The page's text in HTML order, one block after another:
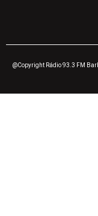
@Copyright Rádio 93.3 FM